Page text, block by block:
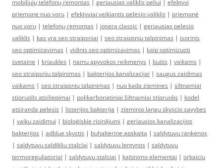
mobiliųjų telefonų remontas | geriausias valiklis peliui | efektyvi
priemone nuo voru | efektyviai veikiantis pelėsio valiklis | priemonė
nuo vorų | telefonų remontas | josera classic | geriausias pelesio
valiklis | kas yra seo straipsniai | seo straipsniu talpinimas | isorinis
seo optimizavimas | vidinis seo optimizavimas | kaip optimizuoti
svetaine | kriaukles | namu apyvokos reikmenys | buitis | vaikams |
seo straipsniu talpinimas | bakterijos kanalizacijai | saugus zaidimas
vaikams | seo straipsniu talpinimas | nuo kada ziemines | siltnamiai
stipruolis atsiliepimai | polikarbonatiniai šiltnamiai stipruolis | kodel
atsiranda pelesis | listerijos bakterija | zieminio langu skyscio savybes
| vaiku zaidimui | bioloģiskie risinājumi | geriausios kanalizacijos
bakterijos | adblue skystis | buhalterine apskaita | saldytuvu rankenos
| saldytuvu saldikliu stalciai | saldytuvu lentynos | saldytuvu
termoreguliatoriai | saldytuvu stalciai | kaitinimo elementai | orkaiciu